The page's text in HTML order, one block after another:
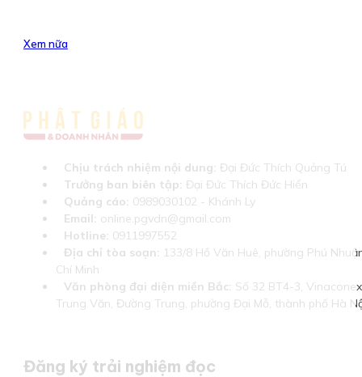
Xem nữa
Chịu trách nhiệm nội dung: Đại Đức Thích Quảng Tú
Trưởng ban biên tập: Đại Đức Thích Đức Hiển
Quảng cáo: 0989030102 - Khánh Ly
Email: online.pgvdn@gmail.com
Hotline: 0911997552
Địa chỉ tòa soạn: 133/8 Hồ Văn Huê, phường Phú
Chí Minh
Văn phòng đại diện miền Bắc: Số 32 BT4-3,
Trung Văn, Đường Trung, phường Đại Mỗ, thành phố Hà
Đăng ký trải nghiệm đọc